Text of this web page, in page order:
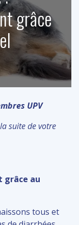
grâce
UPV
suite de votre
grâce au
tous et